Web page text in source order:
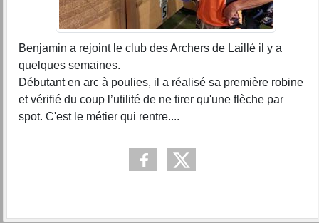
Benjamin a rejoint le club des Archers de Laillé il y a
quelques semaines.
Débutant en arc à poulies, il a réalisé sa première robine
et vérifié du coup l’utilité de ne tirer qu'une flèche par
spot. C'est le métier qui rentre....